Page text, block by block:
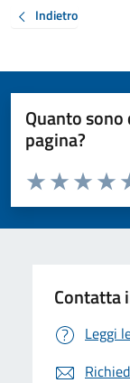
Indietro
Quanto
pagina?
Valuta da 1 a 5
Valuta 3
Valuta 2
Valuta 1 stelle
Contatta
Leggi